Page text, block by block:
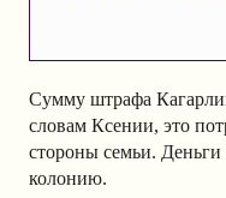
Сумму штрафа
словам Ксении, это
стороны семьи.
колонию.